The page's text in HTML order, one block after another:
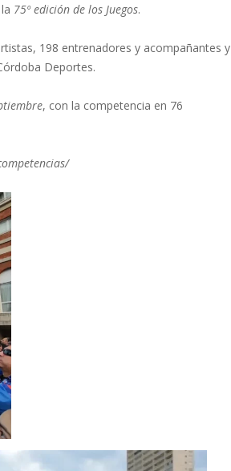
75º edición de los Juegos.
198 entrenadores y acompañantes y
Deportes.
, con la competencia en 76